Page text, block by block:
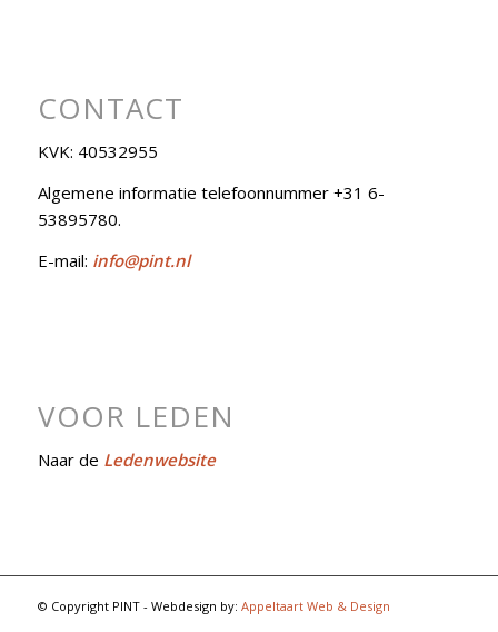
CONTACT
KVK: 40532955
Algemene informatie telefoonnummer +31 6-
53895780.
E-mail: info@pint.nl
VOOR LEDEN
Naar de Ledenwebsite
© Copyright PINT - Webdesign by: Appeltaart Web & Design